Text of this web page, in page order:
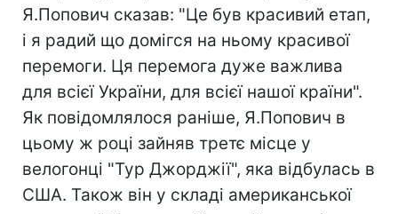
Я.Попович сказав: "Це був красивий етап,
і я радий що домігся на ньому красивої
перемоги. Ця перемога дуже важлива
для всієї України, для всієї нашої країни".
Як повідомлялося раніше, Я.Попович в
цьому ж році зайняв третє місце у
велогонці "Тур Джорджії", яка відбулась в
США. Також він у складі американської